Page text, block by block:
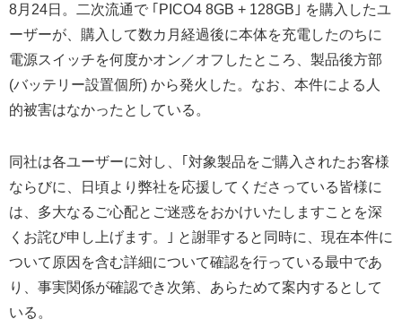
8月24日。二次流通で ｢PICO4 8GB + 128GB｣ を購入したユ
ーザーが、購入して数カ月経過後に本体を充電したのちに
電源スイッチを何度かオン／オフしたところ、製品後方部
(バッテリー設置個所) から発火した。なお、本件による人
的被害はなかったとしている。
同社は各ユーザーに対し、｢対象製品をご購入されたお客様
ならびに、日頃より弊社を応援してくださっている皆様に
は、多大なるご心配とご迷惑をおかけいたしますことを深
くお詫び申し上げます。｣ と謝罪すると同時に、現在本件に
ついて原因を含む詳細について確認を行っている最中であ
り、事実関係が確認でき次第、あらためて案内するとして
いる。